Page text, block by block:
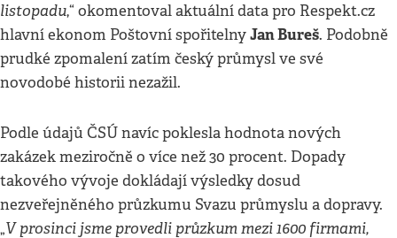
listopadu,“ okomentoval aktuální data pro Respekt.cz
hlavní ekonom Poštovní spořitelnyJan Bureš. Podobně
prudké zpomalení zatím český průmysl ve své
novodobé historii nezažil.
Podle údajů ČSÚ navíc poklesla hodnota nových
zakázek meziročně o více než 30 procent. Dopady
takového vývoje dokládají výsledky dosud
nezveřejněného průzkumu Svazu průmyslu a dopravy.
„V prosinci jsme provedli průzkum mezi 1600 firmami,